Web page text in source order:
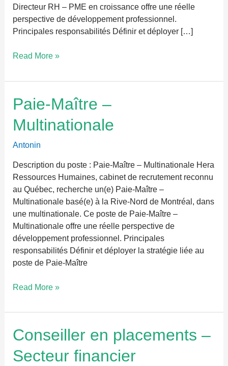
Directeur RH – PME en croissance offre une réelle
perspective de développement professionnel.
Principales responsabilités Définir et déployer […]
Read More »
Paie-Maître –
Multinationale
Antonin
Description du poste : Paie-Maître – Multinationale Hera
Ressources Humaines, cabinet de recrutement reconnu
au Québec, recherche un(e) Paie-Maître –
Multinationale basé(e) à la Rive-Nord de Montréal, dans
une multinationale. Ce poste de Paie-Maître –
Multinationale offre une réelle perspective de
développement professionnel. Principales
responsabilités Définir et déployer la stratégie liée au
poste de Paie-Maître
Paie-
Maître
–
Read More »
Conseiller en placements –
Secteur financier
Conseiller
en
placements